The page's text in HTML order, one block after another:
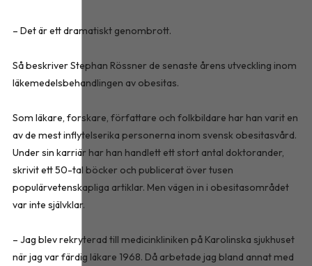
– Det är ett dramatiskt genombrott.
Så beskriver Stephan Rössner de senaste årens utveckling inom
läkemedelsbehandlingen av obesitas.
Som läkare, forskare, författare och folkbildare har han varit en
av de mest inflytelserika personerna inom svensk obesitasvård.
Under sin karriär har han handlett ett stort antal doktorander,
skrivit ett 50-tal böcker och publicerat över tusen
populärvetenskapliga artiklar. Men vägen in i obesitasområdet
var inte självklar.
– Jag blev rekryterad till medicinkliniken på Karolinska sjukhuset
när jag var färdig läkare 1968. Då arbetade jag bland annat med